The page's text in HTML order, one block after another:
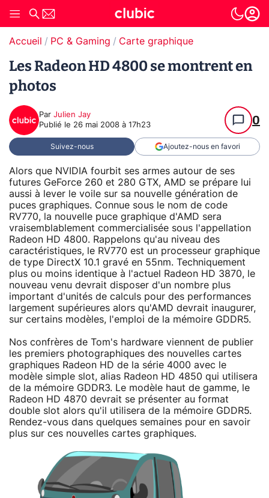
Accueil PC & Gaming Carte graphique
Les Radeon HD 4800 se montrent en
photos
Par Julien Jay
Publié le 26 mai 2008 à 17h23 0
Suivez-nous Ajoutez-nous en favori
Alors que NVIDIA fourbit ses armes autour de ses
futures GeForce 260 et 280 GTX, AMD se prépare lui
aussi à lever le voile sur sa nouvelle génération de
puces graphiques. Connue sous le nom de code
RV770, la nouvelle puce graphique d'AMD sera
vraisemblablement commercialisée sous l'appellation
Radeon HD 4800. Rappelons qu'au niveau des
caractéristiques, le RV770 est un processeur graphique
de type DirectX 10.1 gravé en 55nm. Techniquement
plus ou moins identique à l'actuel Radeon HD 3870, le
nouveau venu devrait disposer d'un nombre plus
important d'unités de calculs pour des performances
largement supérieures alors qu'AMD devrait inaugurer,
sur certains modèles, l'emploi de la mémoire GDDR5.
Nos confrères de Tom's hardware viennent de publier
les premiers photographiques des nouvelles cartes
graphiques Radeon HD de la série 4000 avec le
modèle simple slot, alias Radeon HD 4850 qui utilisera
de la mémoire GDDR3. Le modèle haut de gamme, le
Radeon HD 4870 devrait se présenter au format
double slot alors qu'il utilisera de la mémoire GDDR5.
Rendez-vous dans quelques semaines pour en savoir
plus sur ces nouvelles cartes graphiques.